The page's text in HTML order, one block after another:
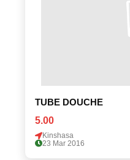
TUBE DOUCHE
5.00
Kinshasa
23 Mar 2016